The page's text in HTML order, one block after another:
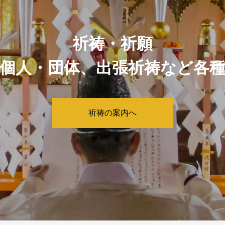
祈祷・祈願
人・団体、出張祈祷など各
祈祷の案内へ